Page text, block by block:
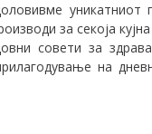
за секоја
совети за
на